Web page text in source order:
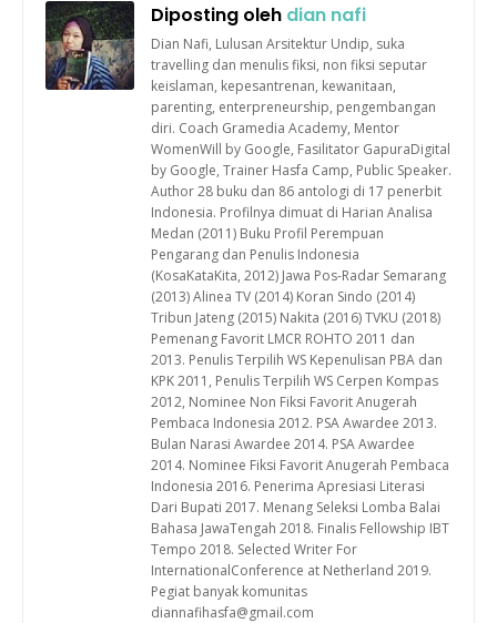
Diposting oleh dian nafi
Dian Nafi, Lulusan Arsitektur Undip, suka
travelling dan menulis fiksi, non fiksi seputar
keislaman, kepesantrenan, kewanitaan,
parenting, enterpreneurship, pengembangan
diri. Coach Gramedia Academy, Mentor
WomenWill by Google, Fasilitator GapuraDigital
by Google, Trainer Hasfa Camp, Public Speaker.
Author 28 buku dan 86 antologi di 17 penerbit
Indonesia. Profilnya dimuat di Harian Analisa
Medan (2011) Buku Profil Perempuan
Pengarang dan Penulis Indonesia
(KosaKataKita, 2012) Jawa Pos-Radar Semarang
(2013) Alinea TV (2014) Koran Sindo (2014)
Tribun Jateng (2015) Nakita (2016) TVKU (2018)
Pemenang Favorit LMCR ROHTO 2011 dan
2013. Penulis Terpilih WS Kepenulisan PBA dan
KPK 2011, Penulis Terpilih WS Cerpen Kompas
2012, Nominee Non Fiksi Favorit Anugerah
Pembaca Indonesia 2012. PSA Awardee 2013.
Bulan Narasi Awardee 2014. PSA Awardee
2014. Nominee Fiksi Favorit Anugerah Pembaca
Indonesia 2016. Penerima Apresiasi Literasi
Dari Bupati 2017. Menang Seleksi Lomba Balai
Bahasa JawaTengah 2018. Finalis Fellowship IBT
Tempo 2018. Selected Writer For
InternationalConference at Netherland 2019.
Pegiat banyak komunitas
diannafihasfa@gmail.com